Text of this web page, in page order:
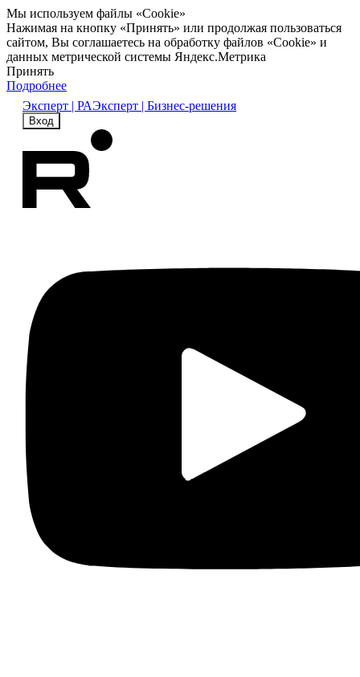
Мы используем файлы «Cookie»
Нажимая на кнопку «Принять» или продолжая пользоваться
сайтом, Вы соглашаетесь на обработку файлов «Cookie» и
данных метрической системы Яндекс.Метрика
Принять
Подробнее
Эксперт | РАЭксперт | Бизнес-решения
Вход